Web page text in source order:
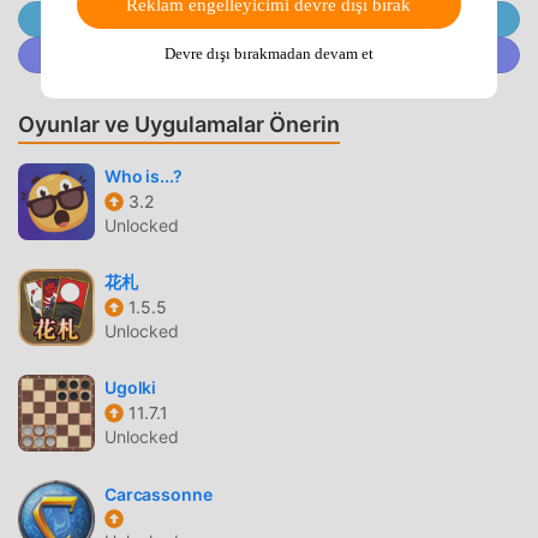
oyna!
EŞSIZ OYUN
Stockfish 18 Popüler bir board oyunu olarak, benzersiz
oynanışı, dünya çapında çok sayıda hayran kazanmasına
yardımcı oldu. Geleneksel board oyunlarından farklı olarak,
Stockfish 18 içinde, yalnızca acemi eğitimini gözden
geçirmeniz yeterlidir, böylece tüm oyuna kolayca
başlayabilir ve klasik board oyunlarının 【% getirdiği
eğlencenin tadını çıkarabilirsiniz. game_name%】 2.1. Aynı
zamanda moddroid, board oyun severler için özel olarak
bir platform inşa etti ve dünyadaki tüm board oyun
severlerle iletişim kurmanıza ve paylaşmanıza izin veriyor,
ne bekliyorsunuz, moddroid'e katılın ve keyfini çıkarın.
board tüm küresel ortaklarla oyun mutlu ediyor
GÜZEL EKRAN
@MODDROID.CO'ya Telegram Kanalında Katılın
@MODDROID.CO'ya Discord Topluluğunda katılın
Oyunlar ve Uygulamalar Önerin
Who is...?
3.2
Unlocked
花札
1.5.5
Unlocked
Ugolki
11.7.1
Unlocked
Carcassonne
Reklam engelleyicimi devre dışı bırak
Devre dışı bırakmadan devam et